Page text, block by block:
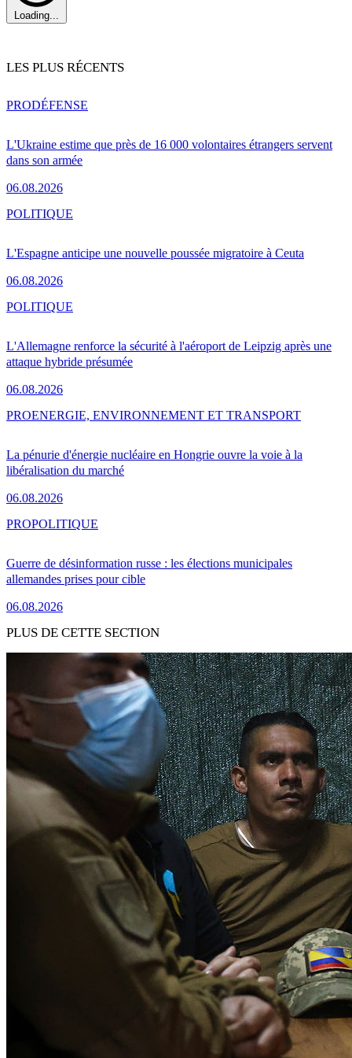
Loading...
LES PLUS RÉCENTS
L'Ukraine estime que près de 16 000 volontaires étrangers servent
dans son armée
06.08.2026
PRODÉFENSE
L'Espagne anticipe une nouvelle poussée migratoire à Ceuta
06.08.2026
POLITIQUE
L'Allemagne renforce la sécurité à l'aéroport de Leipzig après une
attaque hybride présumée
06.08.2026
POLITIQUE
La pénurie d'énergie nucléaire en Hongrie ouvre la voie à la
libéralisation du marché
06.08.2026
PROENERGIE, ENVIRONNEMENT ET TRANSPORT
Guerre de désinformation russe : les élections municipales
allemandes prises pour cible
06.08.2026
PROPOLITIQUE
PLUS DE CETTE SECTION